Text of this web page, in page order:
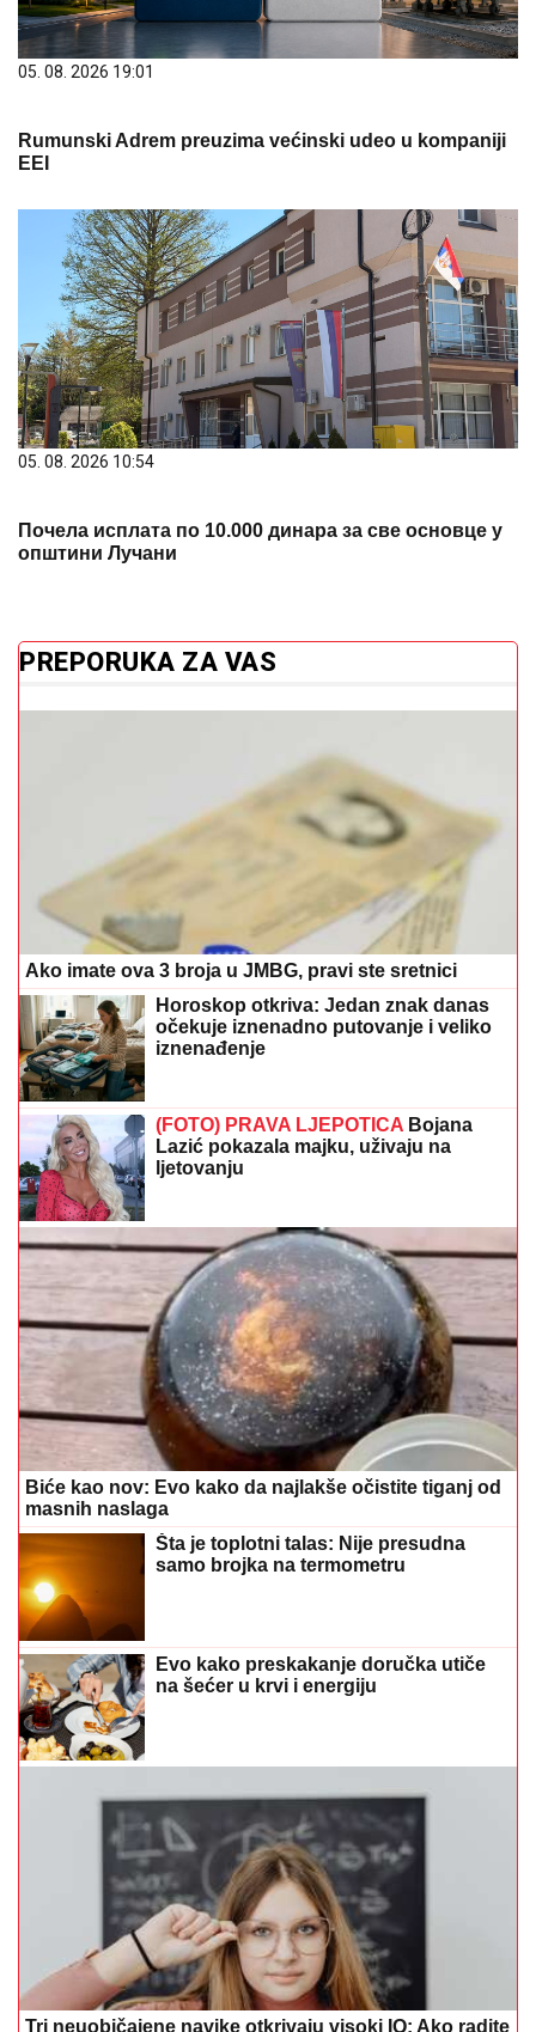
05. 08. 2026 19:01
Rumunski Adrem preuzima većinski udeo u kompaniji
EEI
05. 08. 2026 10:54
Почела исплата по 10.000 динара за све основце у
општини Лучани
PREPORUKA ZA VAS
Ako imate ova 3 broja u JMBG, pravi ste sretnici
Horoskop otkriva: Jedan znak danas
očekuje iznenadno putovanje i veliko
iznenađenje
(FOTO) PRAVA LJEPOTICA Bojana
Lazić pokazala majku, uživaju na
ljetovanju
Biće kao nov: Evo kako da najlakše očistite tiganj od
masnih naslaga
Šta je toplotni talas: Nije presudna
samo brojka na termometru
Evo kako preskakanje doručka utiče
na šećer u krvi i energiju
Tri neuobičajene navike otkrivaju visoki IQ: Ako radite